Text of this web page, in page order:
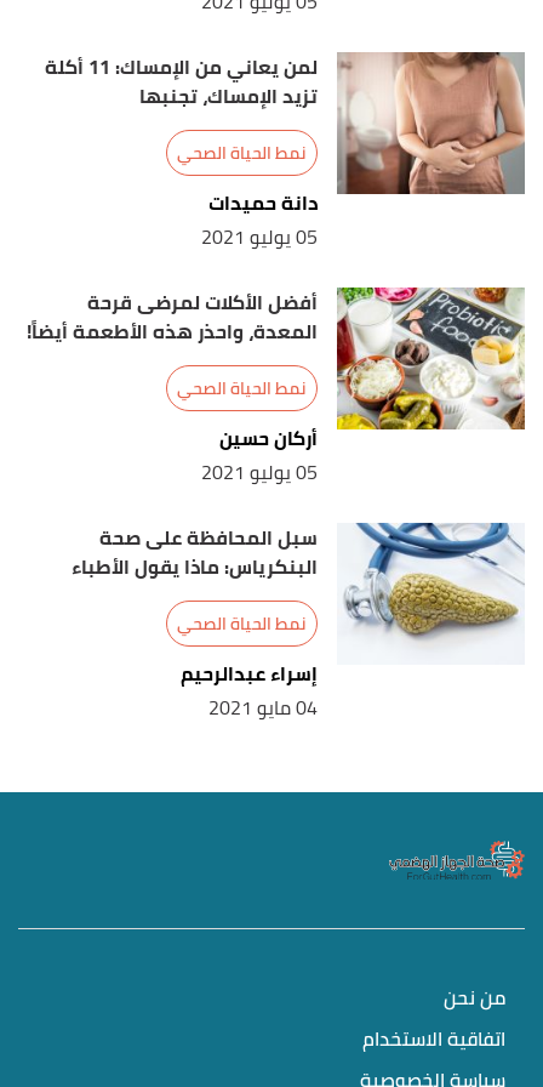
لمن يعاني من الإمساك: 11 أكلة
تزيد الإمساك، تجنبها
نمط الحياة الصحي
دانة حميدات
05 يوليو 2021
أفضل الأكلات لمرضى قرحة
المعدة، واحذر هذه الأطعمة أيضاً!
نمط الحياة الصحي
أركان حسين
05 يوليو 2021
سبل المحافظة على صحة
البنكرياس: ماذا يقول الأطباء
نمط الحياة الصحي
إسراء عبدالرحيم
04 مايو 2021
من نحن
اتفاقية الاستخدام
سياسة الخصوصية